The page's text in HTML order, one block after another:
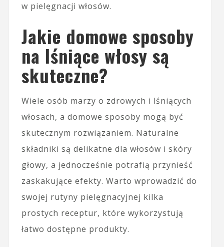
w pielęgnacji włosów.
Jakie domowe sposoby
na lśniące włosy są
skuteczne?
Wiele osób marzy o zdrowych i lśniących
włosach, a domowe sposoby mogą być
skutecznym rozwiązaniem. Naturalne
składniki są delikatne dla włosów i skóry
głowy, a jednocześnie potrafią przynieść
zaskakujące efekty. Warto wprowadzić do
swojej rutyny pielęgnacyjnej kilka
prostych receptur, które wykorzystują
łatwo dostępne produkty.